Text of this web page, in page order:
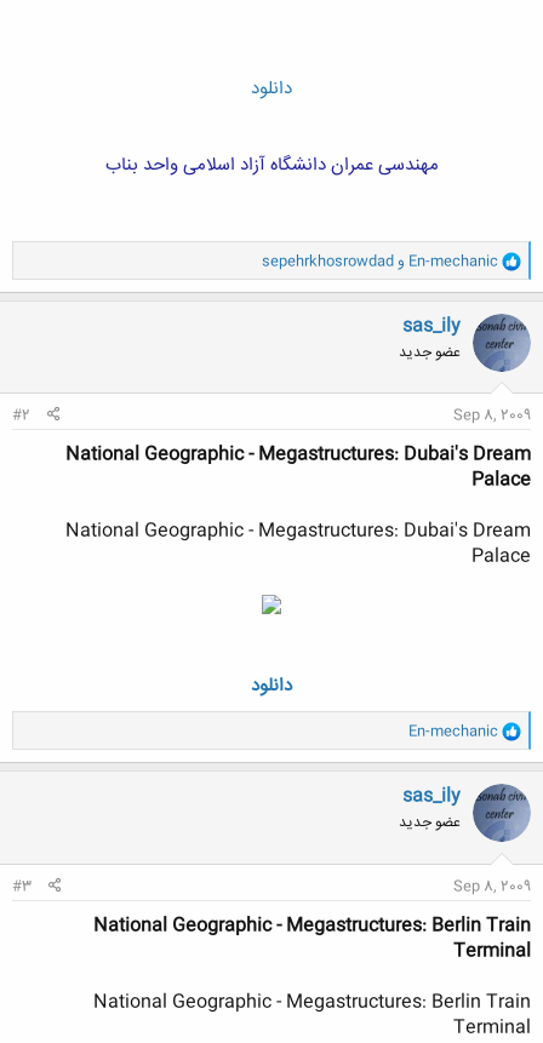
دانلود
مهندسی عمران دانشگاه آزاد اسلامی واحد بناب
و
ا
ک
ن
ش
ه
ا
En-mechanic و sepehrkhosrowdad
sas_ily
عضو جدید
Sep 8, 2009
#2
National Geographic - Megastructures: Dubai's Dream
Palace
National Geographic - Megastructures: Dubai's Dream
Palace
دانلود
و
ا
ک
ن
ش
ه
ا
En-mechanic
sas_ily
عضو جدید
Sep 8, 2009
#3
National Geographic - Megastructures: Berlin Train
Terminal
National Geographic - Megastructures: Berlin Train
Terminal